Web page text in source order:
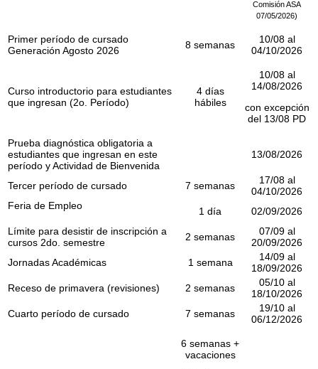
Comisión ASA
07/05/2026)
Primer período de cursado
Generación Agosto 2026
8 semanas
10/08 al
04/10/2026
Curso introductorio para estudiantes
que ingresan (2o. Período)
4 días
hábiles
10/08 al
14/08/2026
con excepción
del 13/08 PD
Prueba diagnóstica obligatoria a
estudiantes que ingresan en este
período y Actividad de Bienvenida
13/08/2026
Tercer período de cursado 7 semanas
17/08 al
04/10/2026
Feria de Empleo
1 día
02/09/2026
Límite para desistir de inscripción a
cursos 2do. semestre
2 semanas
07/09 al
20/09/2026
Jornadas Académicas
1 semana
14/09 al
18/09/2026
Receso de primavera (revisiones)
2 semanas
05/10 al
18/10/2026
Cuarto período de cursado
7 semanas
19/10 al
06/12/2026
6 semanas +
vacaciones